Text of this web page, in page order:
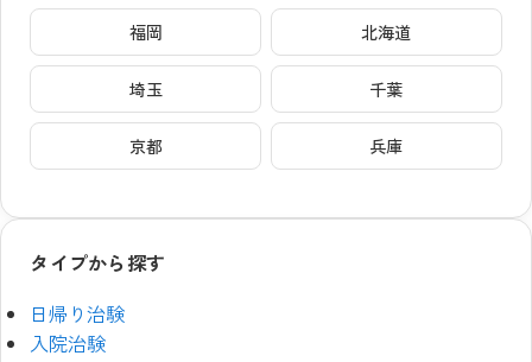
福岡 北海道
埼玉 千葉
京都 兵庫
タイプから探す
日帰り治験
入院治験